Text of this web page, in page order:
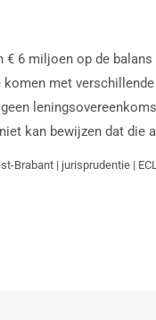
€ 6 miljoen op de
met
kan bewijzen dat die
Brabant | jurisprudentie |